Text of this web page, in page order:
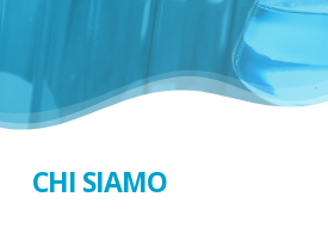
CHI SIAMO